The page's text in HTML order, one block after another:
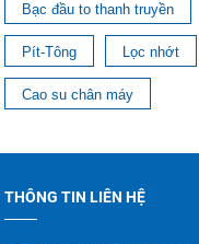
Bạc đầu to thanh truyền
Pít-Tông Lọc nhớt
Cao su chân máy
THÔNG TIN LIÊN HỆ